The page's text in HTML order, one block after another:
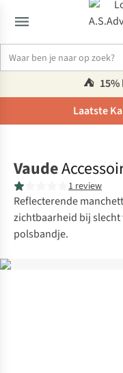
⛺️
Laatste
Vaude
1 review
Reflecterende
zichtbaarheid bij
polsbandje.